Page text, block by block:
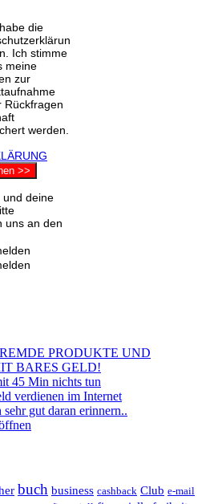
die
Ich stimme
meine
zur
Rückfragen
werden.
>>
und deine
uns an den
PRODUKTE UND
BARES GELD!
45 Min nichts tun
verdienen im Internet
gut daran erinnern..
buch business cashback Club e-mail